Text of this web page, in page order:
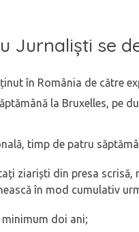
Jurnaliști se
în România de către
la Bruxelles, pe
timp de patru
ziariști din presa
în mod cumulativ
doi ani;